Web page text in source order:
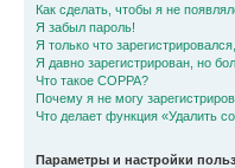
Как сделать, чтобы я не
Я забыл пароль!
Я только что
Я давно зарегистрирован, но
Что такое COPPA?
Почему я не могу
Что делает функция «Удалить
Параметры и настройки